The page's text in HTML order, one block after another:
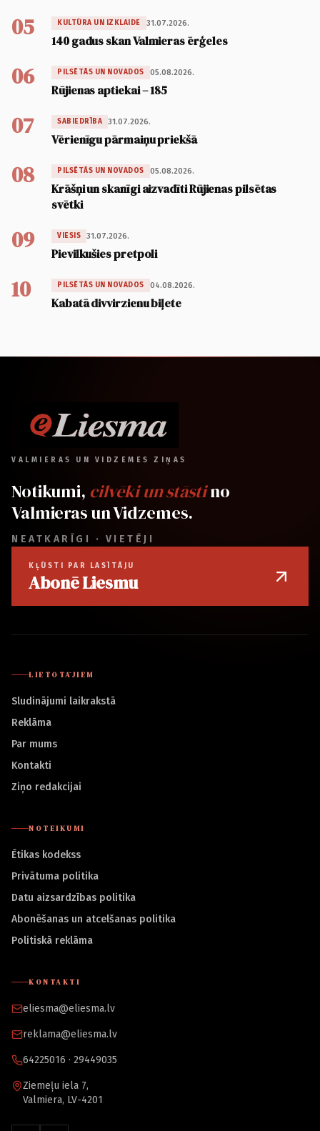
05 KULTŪRA UN IZKLAIDE 31.07.2026.
140 gadus skan Valmieras ērģeles
06 PILSĒTĀS UN NOVADOS 05.08.2026.
Rūjienas aptiekai – 185
07 SABIEDRĪBA 31.07.2026.
Vērienīgu pārmaiņu priekšā
08 PILSĒTĀS UN NOVADOS 05.08.2026.
Krāšņi un skanīgi aizvadīti Rūjienas pilsētas
svētki
09 VIESIS 31.07.2026.
Pievilkušies pretpoli
10 PILSĒTĀS UN NOVADOS 04.08.2026.
Kabatā divvirzienu biļete
VALMIERAS UN VIDZEMES ZIŅAS
Notikumi, cilvēki un stāstino
Valmieras un Vidzemes.
NEATKARĪGI · VIETĒJI
KĻŪSTI PAR LASĪTĀJU
Abonē Liesmu
LIETOTĀJIEM
Sludinājumi laikrakstā
Reklāma
Par mums
Kontakti
Ziņo redakcijai
NOTEIKUMI
Ētikas kodekss
Privātuma politika
Datu aizsardzības politika
Abonēšanas un atcelšanas politika
Politiskā reklāma
KONTAKTI
eliesma@eliesma.lv
reklama@eliesma.lv
64225016 · 29449035
Ziemeļu iela 7,
Valmiera, LV-4201